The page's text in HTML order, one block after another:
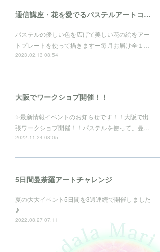
通信講座・花を愛でるパステルアートコレクション
パステルの優しい色を広げて美しい花の絵をアー
トプレートを使って描きますー毎月お届け全１…
2023.02.13 08:54
大阪でワークショプ開催！！
✨最新情報イベントのお知らせです！！大阪で出
張ワークショプ開催！！パステルを使って、曼…
2022.11.24 08:05
5日間曼荼羅アートチャレンジ
夏の大大イベント5日間を3週連続で開催しました
♪
2022.08.27 07:11